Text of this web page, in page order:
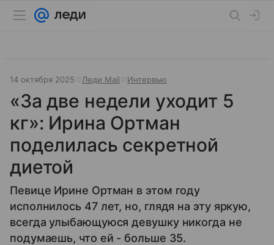
14 октября 2025 Леди Mail Интервью
«За две недели уходит 5
кг»: Ирина Ортман
поделилась секретной
диетой
Певице Ирине Ортман в этом году
исполнилось 47 лет, но, глядя на эту яркую,
всегда улыбающуюся девушку никогда не
подумаешь, что ей - больше 35.